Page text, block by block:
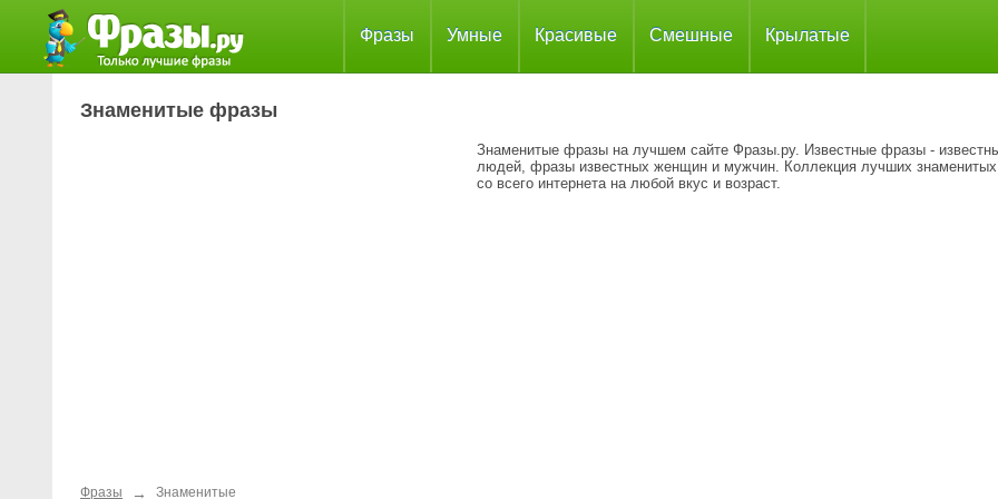
Фразы Умные Красивые Смешные Крылатые
Знаменитые фразы
Знаменитые фразы на лучшем сайте Фразы.ру. Известные фразы -
людей, фразы известных женщин и мужчин. Коллекция лучших
со всего интернета на любой вкус и возраст.
Фразы → Знаменитые